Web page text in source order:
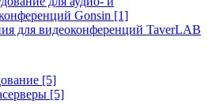
Gonsin [1]
для видеоконференций TaverLAB
[5]
[5]